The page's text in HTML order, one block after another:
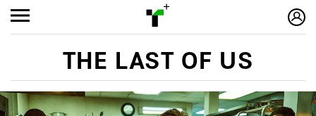
THE LAST OF US